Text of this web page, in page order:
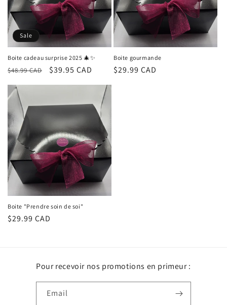
Sale
Boite cadeau surprise 2025 🎄✨️
Regular
$48.99 CAD
Sale
$39.95 CAD
Boite gourmande
Regular
$29.99 CAD
Boite "Prendre soin de soi"
Regular
$29.99 CAD
Pour recevoir nos promotions en primeur :
Email